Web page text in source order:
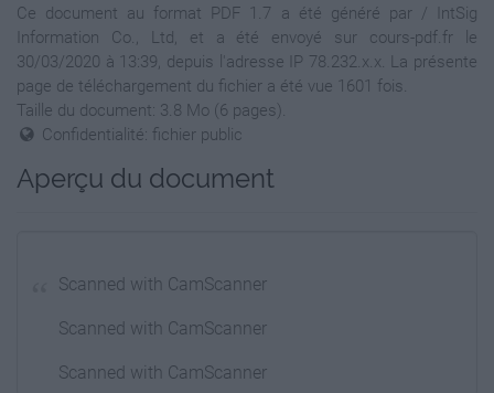
Ce document au format PDF 1.7 a été généré par / IntSig
Information Co., Ltd, et a été envoyé sur cours-pdf.fr le
30/03/2020 à 13:39, depuis l'adresse IP 78.232.x.x. La présente
page de téléchargement du fichier a été vue 1601 fois.
Taille du document: 3.8 Mo (6 pages).
Confidentialité: fichier public
Aperçu du document
Scanned with CamScanner
Scanned with CamScanner
Scanned with CamScanner